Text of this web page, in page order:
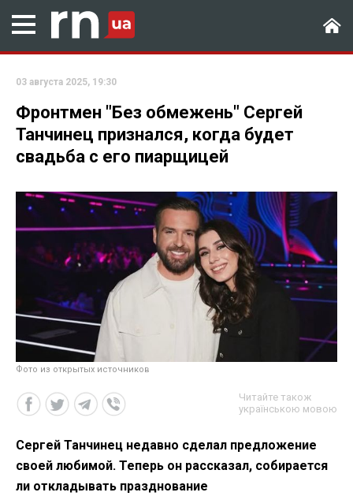
03 августа 2025, 19:30
Фронтмен "Без обмежень" Сергей
Танчинец признался, когда будет
свадьба с его пиарщицей
Фото из открытых источников
Читайте також
українською мовою
Сергей Танчинец недавно сделал предложение
своей любимой. Теперь он рассказал, собирается
ли откладывать празднование